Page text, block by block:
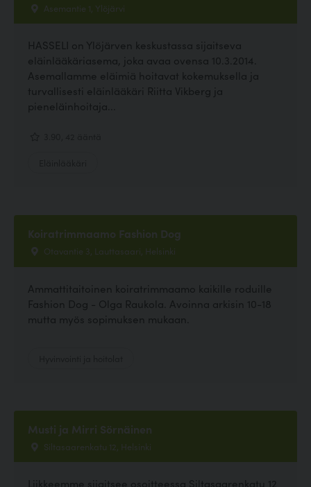
Asemantie 1, Ylöjärvi
HASSELI on Ylöjärven keskustassa sijaitseva
eläinlääkäriasema, joka avaa ovensa 10.3.2014.
Asemallamme eläimiä hoitavat kokemuksella ja
turvallisesti eläinlääkäri Riitta Vikberg ja
pieneläinhoitaja...
Koiratrimmaamo Fashion Dog
Otavantie 3, Lauttasaari, Helsinki
Ammattitaitoinen koiratrimmaamo kaikille roduille
Fashion Dog - Olga Raukola. Avoinna arkisin 10-18
mutta myös sopimuksen mukaan.
Musti ja Mirri Sörnäinen
Siltasaarenkatu 12, Helsinki
Liikkeemme sijaitsee osoitteessa Siltasaarenkatu 12